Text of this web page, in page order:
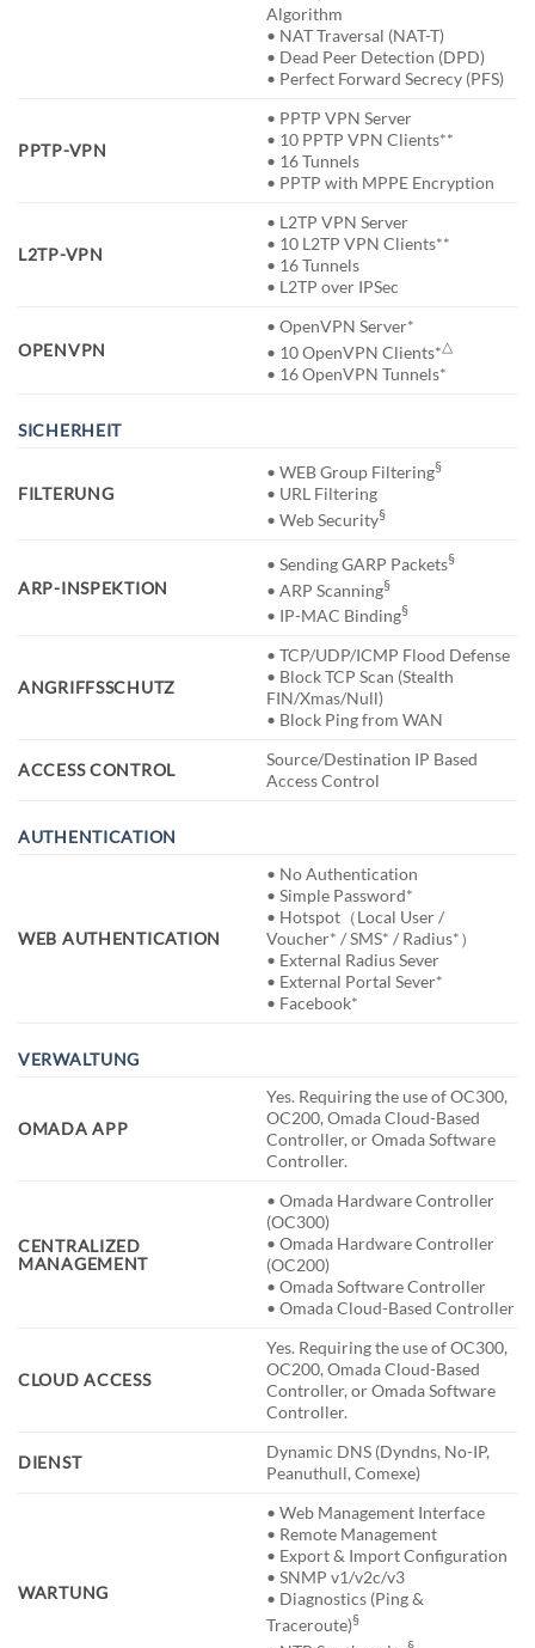
Algorithm
• NAT Traversal (NAT-T)
• Dead Peer Detection (DPD)
• Perfect Forward Secrecy (PFS)
PPTP-VPN
• PPTP VPN Server
• 10 PPTP VPN Clients**
• 16 Tunnels
• PPTP with MPPE Encryption
L2TP-VPN
• L2TP VPN Server
• 10 L2TP VPN Clients**
• 16 Tunnels
• L2TP over IPSec
OPENVPN
• OpenVPN Server*
• 10 OpenVPN Clients*△
• 16 OpenVPN Tunnels*
SICHERHEIT
FILTERUNG
• WEB Group Filtering§
• URL Filtering
• Web Security§
ARP-INSPEKTION
• Sending GARP Packets§
• ARP Scanning§
• IP-MAC Binding§
ANGRIFFSSCHUTZ
• TCP/UDP/ICMP Flood Defense
• Block TCP Scan (Stealth
FIN/Xmas/Null)
• Block Ping from WAN
ACCESS CONTROL
Source/Destination IP Based
Access Control
AUTHENTICATION
WEB AUTHENTICATION
• No Authentication
• Simple Password*
• Hotspot（Local User /
Voucher* / SMS* / Radius*）
• External Radius Sever
• External Portal Sever*
• Facebook*
VERWALTUNG
OMADA APP
Yes. Requiring the use of OC300,
OC200, Omada Cloud-Based
Controller, or Omada Software
Controller.
CENTRALIZED
MANAGEMENT
• Omada Hardware Controller
(OC300)
• Omada Hardware Controller
(OC200)
• Omada Software Controller
• Omada Cloud-Based Controller
CLOUD ACCESS
Yes. Requiring the use of OC300,
OC200, Omada Cloud-Based
Controller, or Omada Software
Controller.
DIENST
Dynamic DNS (Dyndns, No-IP,
Peanuthull, Comexe)
WARTUNG
• Web Management Interface
• Remote Management
• Export & Import Configuration
• SNMP v1/v2c/v3
• Diagnostics (Ping &
Traceroute)§